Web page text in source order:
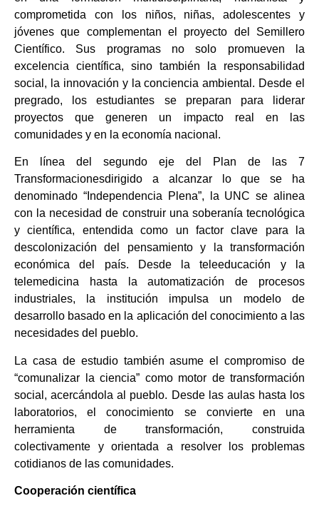
comprometida con los niños, niñas, adolescentes y
jóvenes que complementan el proyecto del Semillero
Científico. Sus programas no solo promueven la
excelencia científica, sino también la responsabilidad
social, la innovación y la conciencia ambiental. Desde el
pregrado, los estudiantes se preparan para liderar
proyectos que generen un impacto real en las
comunidades y en la economía nacional.
En línea del segundo eje del Plan de las 7
Transformacionesdirigido a alcanzar lo que se ha
denominado “Independencia Plena”, la UNC se alinea
con la necesidad de construir una soberanía tecnológica
y científica, entendida como un factor clave para la
descolonización del pensamiento y la transformación
económica del país. Desde la teleeducación y la
telemedicina hasta la automatización de procesos
industriales, la institución impulsa un modelo de
desarrollo basado en la aplicación del conocimiento a las
necesidades del pueblo.
La casa de estudio también asume el compromiso de
“comunalizar la ciencia” como motor de transformación
social, acercándola al pueblo. Desde las aulas hasta los
laboratorios, el conocimiento se convierte en una
herramienta de transformación, construida
colectivamente y orientada a resolver los problemas
cotidianos de las comunidades.
Cooperación científica